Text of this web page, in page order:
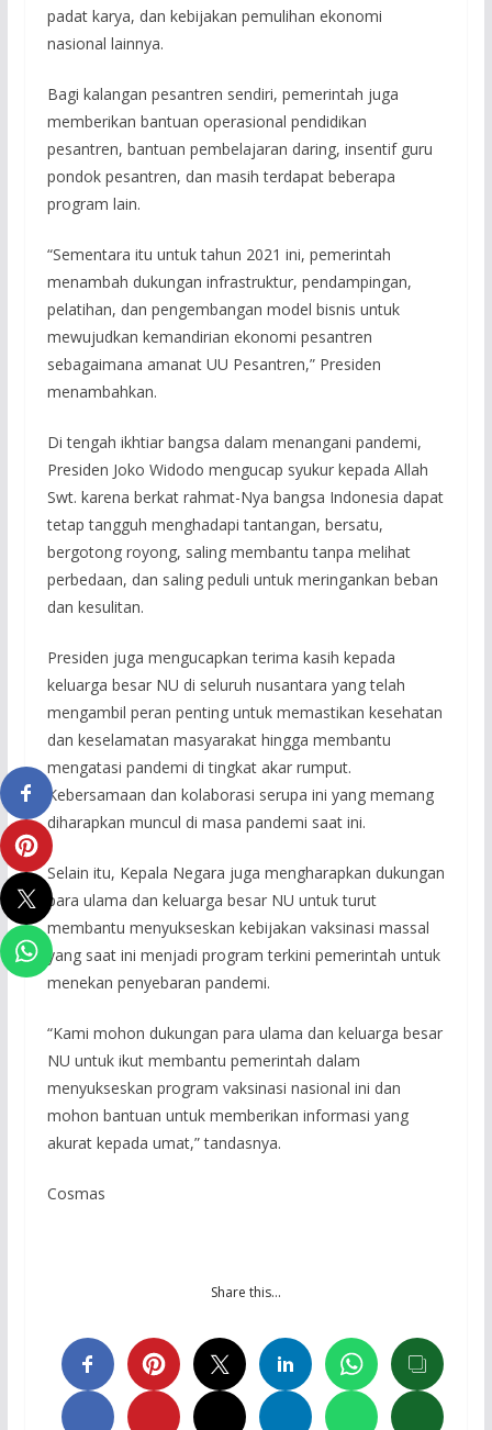
padat karya, dan kebijakan pemulihan ekonomi
nasional lainnya.
Bagi kalangan pesantren sendiri, pemerintah juga
memberikan bantuan operasional pendidikan
pesantren, bantuan pembelajaran daring, insentif guru
pondok pesantren, dan masih terdapat beberapa
program lain.
“Sementara itu untuk tahun 2021 ini, pemerintah
menambah dukungan infrastruktur, pendampingan,
pelatihan, dan pengembangan model bisnis untuk
mewujudkan kemandirian ekonomi pesantren
sebagaimana amanat UU Pesantren,” Presiden
menambahkan.
Di tengah ikhtiar bangsa dalam menangani pandemi,
Presiden Joko Widodo mengucap syukur kepada Allah
Swt. karena berkat rahmat-Nya bangsa Indonesia dapat
tetap tangguh menghadapi tantangan, bersatu,
bergotong royong, saling membantu tanpa melihat
perbedaan, dan saling peduli untuk meringankan beban
dan kesulitan.
Presiden juga mengucapkan terima kasih kepada
keluarga besar NU di seluruh nusantara yang telah
mengambil peran penting untuk memastikan kesehatan
dan keselamatan masyarakat hingga membantu
mengatasi pandemi di tingkat akar rumput.
Kebersamaan dan kolaborasi serupa ini yang memang
diharapkan muncul di masa pandemi saat ini.
Selain itu, Kepala Negara juga mengharapkan dukungan
para ulama dan keluarga besar NU untuk turut
membantu menyukseskan kebijakan vaksinasi massal
yang saat ini menjadi program terkini pemerintah untuk
menekan penyebaran pandemi.
“Kami mohon dukungan para ulama dan keluarga besar
NU untuk ikut membantu pemerintah dalam
menyukseskan program vaksinasi nasional ini dan
mohon bantuan untuk memberikan informasi yang
akurat kepada umat,” tandasnya.
Cosmas
Share this…